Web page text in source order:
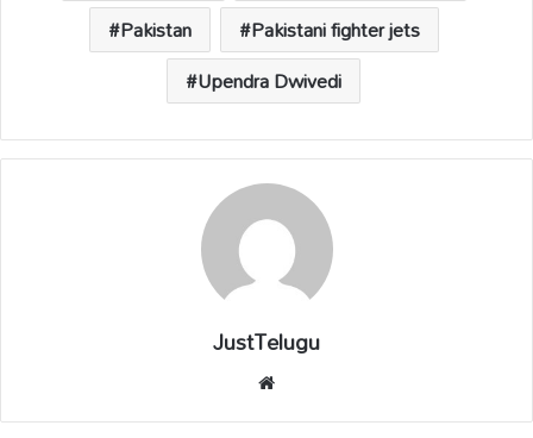
Pakistan
Pakistani fighter jets
Upendra Dwivedi
JustTelugu
bsi